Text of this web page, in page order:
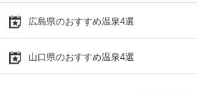
広島県のおすすめ温泉4選
山口県のおすすめ温泉4選